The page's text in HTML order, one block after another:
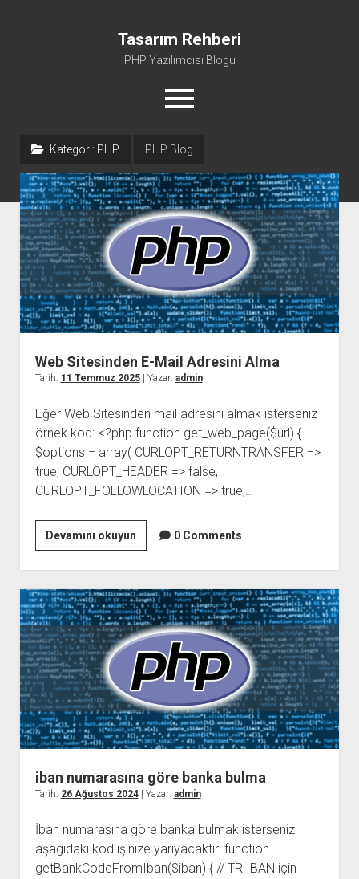
Tasarım Rehberi
PHP Yazılımcısı Blogu
menüyü
aç
Hakkımda
Kategori: PHP PHP Blog
Web Sitesinden E-Mail Adresini Alma
Tarih: 11 Temmuz 2025| Yazar: admin
Eğer Web Sitesinden mail adresini almak isterseniz
örnek kod: <?php function get_web_page($url) {
$options = array( CURLOPT_RETURNTRANSFER =>
true, CURLOPT_HEADER => false,
CURLOPT_FOLLOWLOCATION => true,…
Devamını okuyunWeb
Sitesinden
E-
Mail
Adresini
Alma
0 Comments
iban numarasına göre banka bulma
Tarih: 26 Ağustos 2024| Yazar: admin
İban numarasına göre banka bulmak isterseniz
aşagıdaki kod işinize yarıyacaktır. function
getBankCodeFromIban($iban) { // TR IBAN için